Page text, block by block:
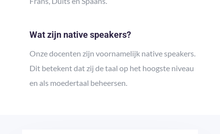
Wat zijn native speakers?
Onze docenten zijn voornamelijk native speakers.
Dit betekent dat zij de taal op het hoogste niveau
en als moedertaal beheersen.